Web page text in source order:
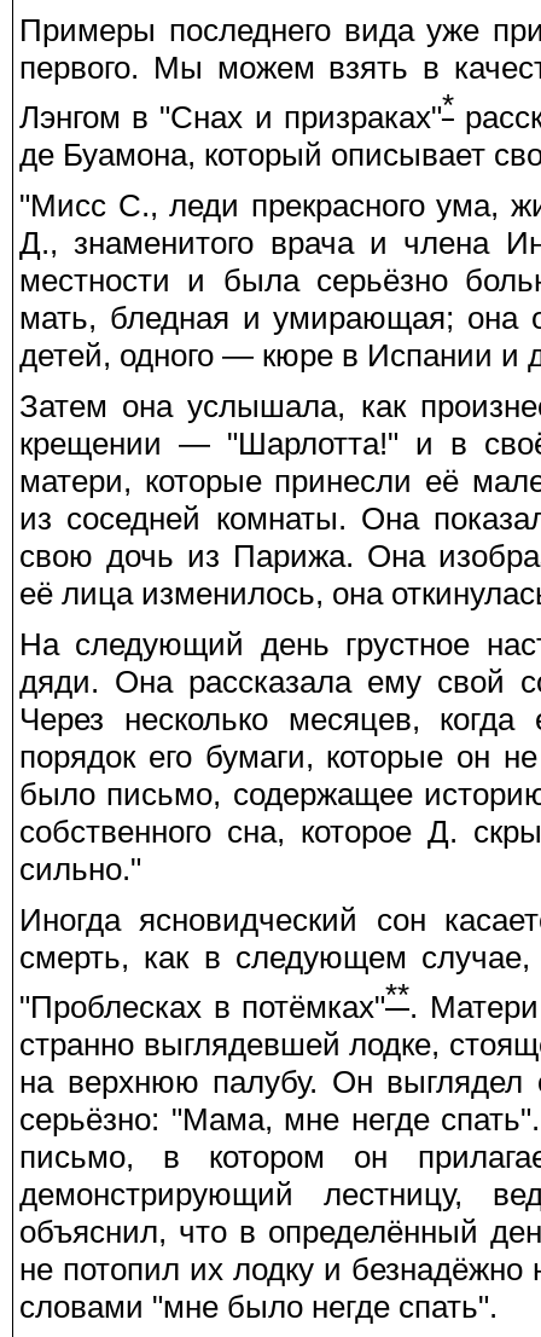
Примеры последнего вида уже
первого. Мы можем взять в
Лэнгом в "Снах и призраках"*
де Буамона, который описывает
"Мисс С., леди прекрасного ума,
Д., знаменитого врача и члена
местности и была серьёзно
мать, бледная и умирающая; она
детей, одного — кюре в Испании и
Затем она услышала, как
крещении — "Шарлотта!" и в
матери, которые принесли её
из соседней комнаты. Она
свою дочь из Парижа. Она
её лица изменилось, она
На следующий день грустное
дяди. Она рассказала ему свой
Через несколько месяцев,
порядок его бумаги, которые он
было письмо, содержащее
собственного сна, которое Д.
сильно."
Иногда ясновидческий сон
смерть, как в следующем
"Проблесках в потёмках"**.
странно выглядевшей лодке,
на верхнюю палубу. Он
серьёзно: "Мама, мне негде
письмо, в котором он
демонстрирующий лестницу,
объяснил, что в определённый
не потопил их лодку и безнадёжно
словами "мне было негде спать".